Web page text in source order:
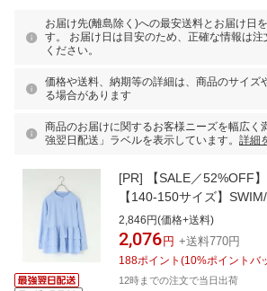
お届け先(離島除く)への最安送料とお届け日
す。 お届け日は目安のため、正確な情報は注
ください。
価格や送料、納期等の詳細は、商品のサイズ
る場合があります
商品のお届けに関するお客様ニーズを幅広く
強翌日配送」ラベルを表示しています。 詳細
[PR]
【SALE／52%OFF
【140-150サイズ】
リーズファーム 水着・ス
ガード ブルー ブラック ブ
2,846円(価格+送料)
2,076 円 +送料770円
188ポイント (10%ポイントバ
12時までの注文で当日出荷